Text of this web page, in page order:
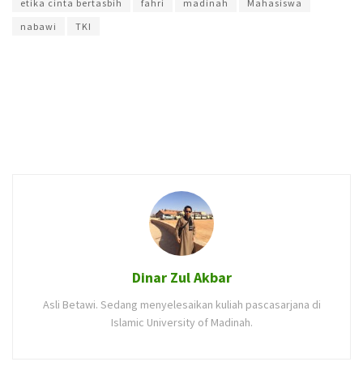
etika cinta bertasbih
fahri madinah
Mahasiswa
nabawi
TKI
Dinar Zul Akbar
Asli Betawi. Sedang menyelesaikan kuliah pascasarjana di
Islamic University of Madinah.